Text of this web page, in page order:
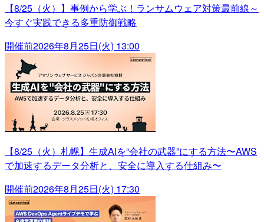
【8/25（火）】事例から学ぶ！ランサムウェア対策最前線～
今すぐ実践できる多重防御戦略
開催前2026年8月25日(火) 13:00
【8/25（火）札幌】生成AIを“会社の武器”にする方法〜AWS
で加速するデータ分析と、安全に導入する仕組み〜
開催前2026年8月25日(火) 17:30